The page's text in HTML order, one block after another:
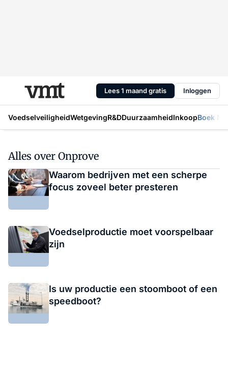
Lees 1 maand gratis Inloggen
VoedselveiligheidWetgevingR&DDuurzaamheidInkoopBoek
Alles over Onprove
Waarom bedrijven met een scherpe
focus zoveel beter presteren
Voedselproductie moet voorspelbaar
zijn
Is uw productie een stoomboot of een
speedboot?